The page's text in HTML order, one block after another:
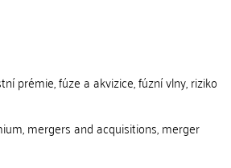
prémie, fúze a akvizice, fúzní vlny, riziko
mergers and acquisitions, merger